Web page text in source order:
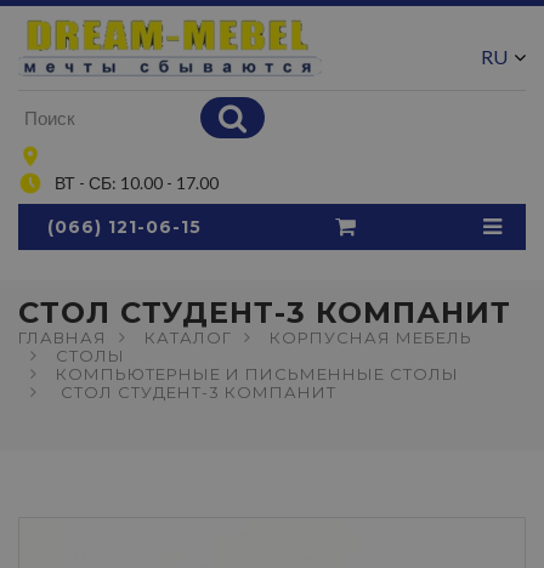
ВТ - СБ: 10.00 - 17.00
RU
(066) 121-06-15
СТОЛ СТУДЕНТ-3 КОМПАНИТ
ГЛАВНАЯ КАТАЛОГ
КОРПУСНАЯ МЕБЕЛЬ
СТОЛЫ
КОМПЬЮТЕРНЫЕ И ПИСЬМЕННЫЕ СТОЛЫ
СТОЛ СТУДЕНТ-3 КОМПАНИТ